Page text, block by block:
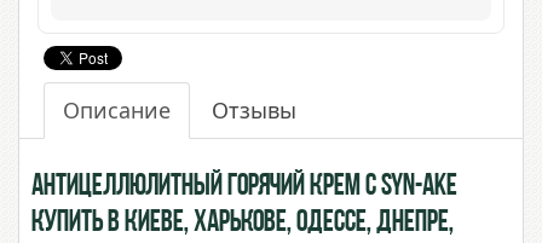
Описание Отзывы
Антицеллюлитный горячий крем с Syn-Ake
купить в Киеве, Харькове, Одессе, Днепре,